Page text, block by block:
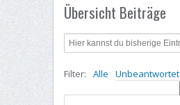
Übersicht Beiträge
Filter: Alle Unbeantwortet